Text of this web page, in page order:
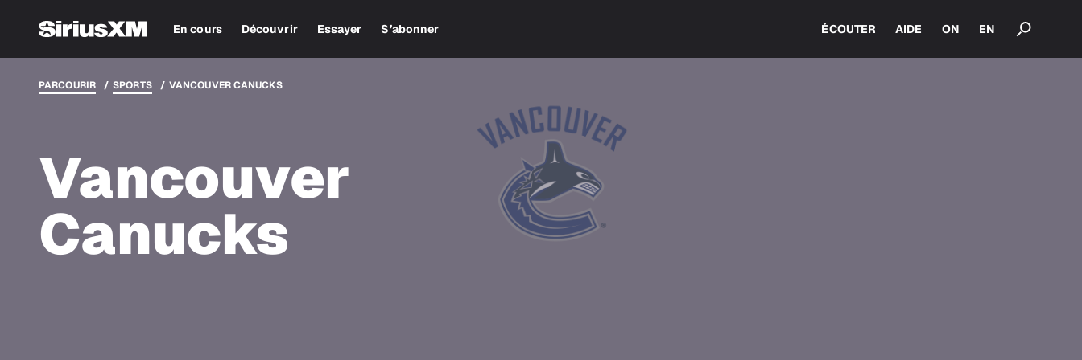
En cours Découvrir Essayer S’abonner ÉCOUTER AIDE ON EN
PARCOURIR SPORTS VANCOUVER CANUCKS
Vancouver
Canucks